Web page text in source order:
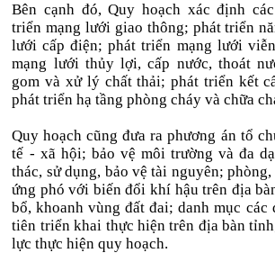
Bên cạnh đó, Quy hoạch xác định
triển mạng lưới giao thông; phát triển
lưới cấp điện; phát triển mạng lưới
mạng lưới thủy lợi, cấp nước, thoát
gom và xử lý chất thải; phát triển kết
phát triển hạ tầng phòng cháy và chữa
Quy hoạch cũng đưa ra phương án tổ
tế - xã hội; bảo vệ môi trường và đa
thác, sử dụng, bảo vệ tài nguyên;
ứng phó với biến đổi khí hậu trên địa
bổ, khoanh vùng đất đai; danh mục các
tiên triển khai thực hiện trên địa bàn
lực thực hiện quy hoạch.